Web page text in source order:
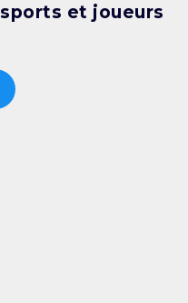
sports et joueurs